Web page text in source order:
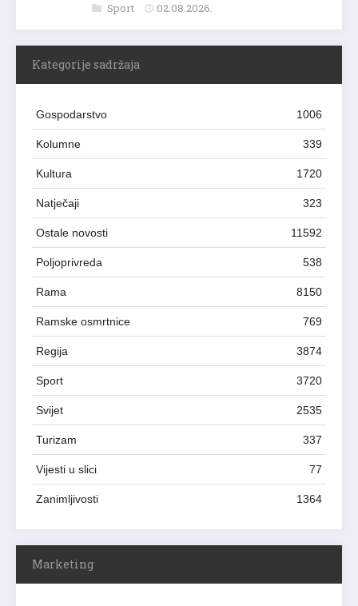
Sport 02.08.2026.
Kategorije sadržaja
Gospodarstvo 1006
Kolumne 339
Kultura 1720
Natječaji 323
Ostale novosti 11592
Poljoprivreda 538
Rama 8150
Ramske osmrtnice 769
Regija 3874
Sport 3720
Svijet 2535
Turizam 337
Vijesti u slici 77
Zanimljivosti 1364
Marketing